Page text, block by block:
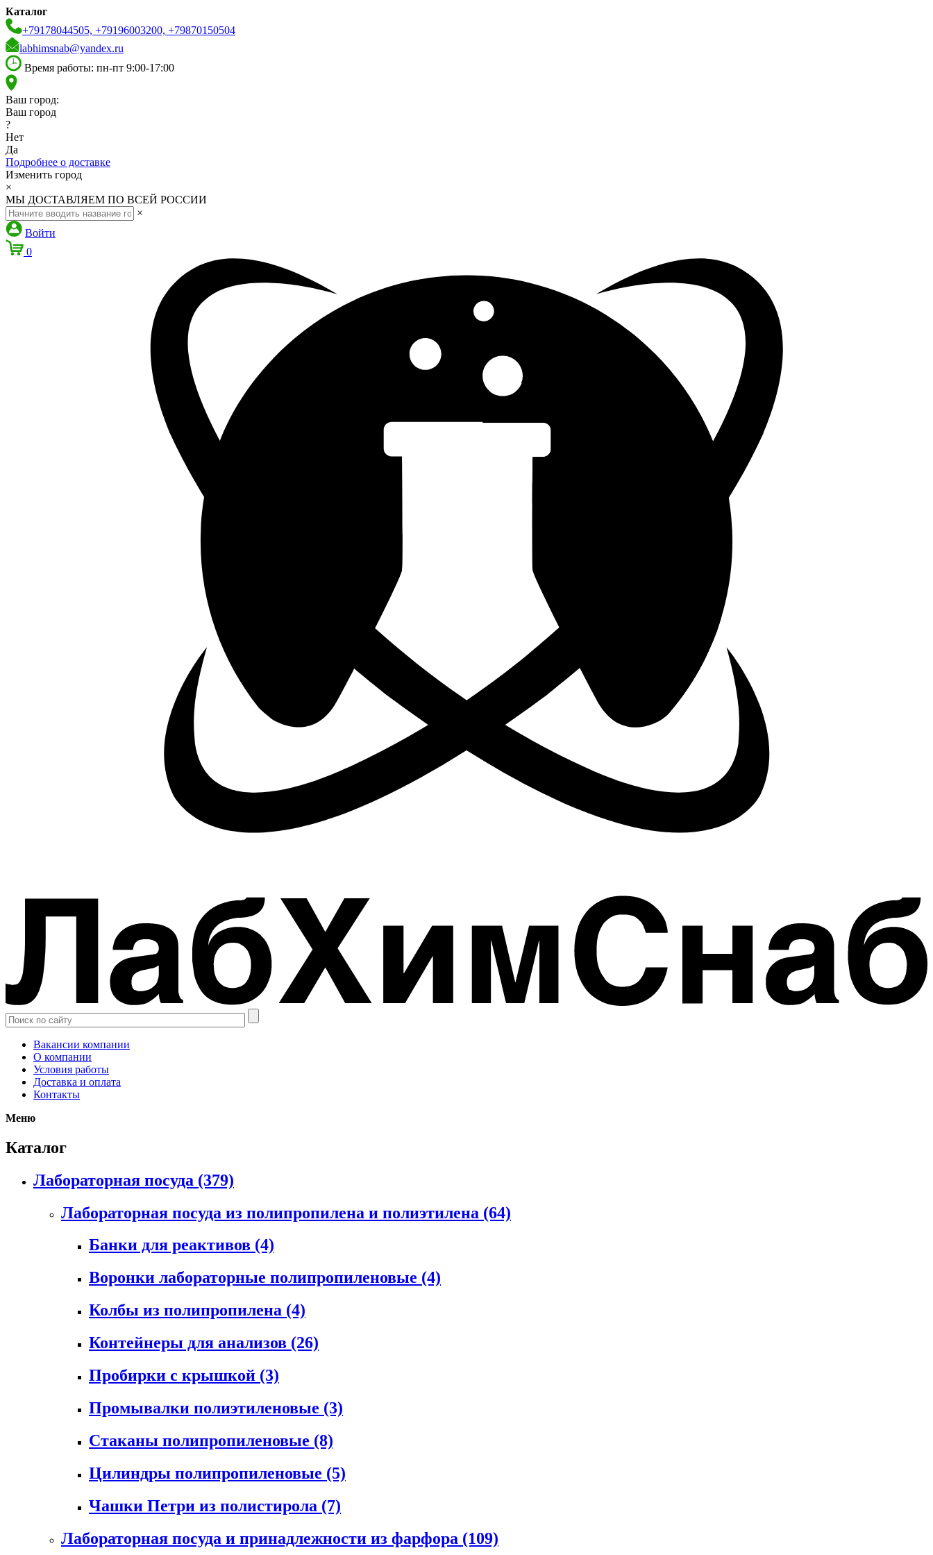
Каталог
+79178044505, +79196003200, +79870150504
labhimsnab@yandex.ru
Время работы: пн-пт 9:00-17:00
Ваш город:
Ваш город
?
Нет
Да
Подробнее о доставке
Изменить город
×
МЫ ДОСТАВЛЯЕМ ПО ВСЕЙ РОССИИ
×
Войти
0
Вакансии компании
О компании
Условия работы
Доставка и оплата
Контакты
Меню
Каталог
Лабораторная посуда (379)
Лабораторная посуда из полипропилена и полиэтилена (64)
Банки для реактивов (4)
Воронки лабораторные полипропиленовые (4)
Колбы из полипропилена (4)
Контейнеры для анализов (26)
Пробирки с крышкой (3)
Промывалки полиэтиленовые (3)
Стаканы полипропиленовые (8)
Цилиндры полипропиленовые (5)
Чашки Петри из полистирола (7)
Лабораторная посуда и принадлежности из фарфора (109)